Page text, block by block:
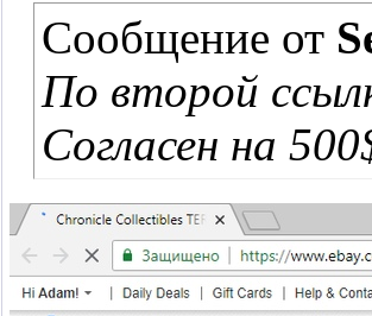
Сообщение от
По второй
Согласен на